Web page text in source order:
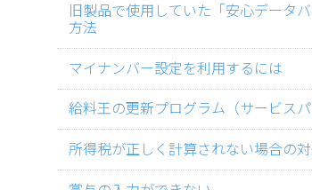
旧製品で使用していた「安心データ
方法
マイナンバー設定を利用するには
給料王の更新プログラム（サービス
所得税が正しく計算されない場合の